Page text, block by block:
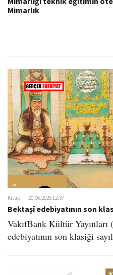
Mimarlık
Kitap 20.06.2025 12:37
Bektaşî edebiyatının son
VakıfBank Kültür
edebiyatının son klasiği